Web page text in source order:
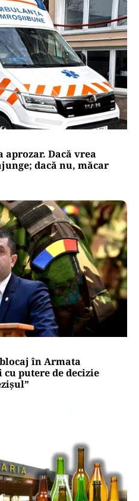
aprozar. Dacă vrea
dacă nu, măcar
în Armata
cu putere de decizie